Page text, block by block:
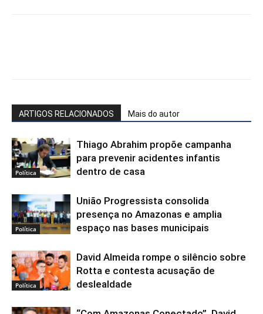
ARTIGOS RELACIONADOS Mais do autor
Política
Thiago Abrahim propõe campanha
para prevenir acidentes infantis
dentro de casa
Política
União Progressista consolida
presença no Amazonas e amplia
espaço nas bases municipais
Política
David Almeida rompe o silêncio sobre
Rotta e contesta acusação de
deslealdade